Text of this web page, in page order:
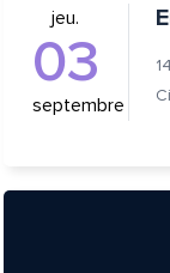
jeu.
03
septembre